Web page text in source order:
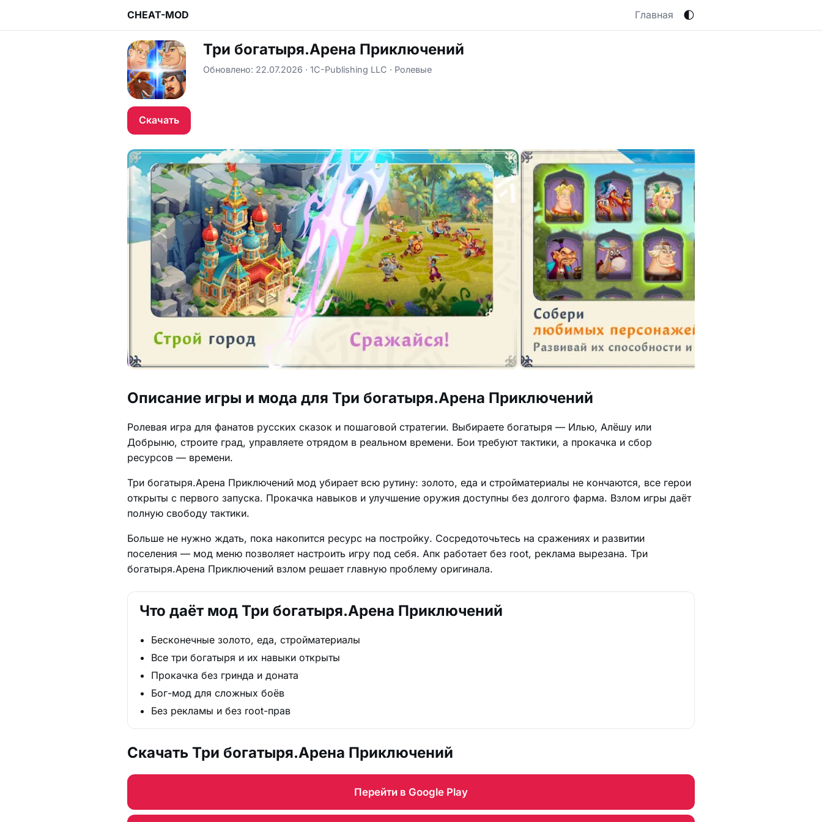
CHEAT-MOD Главная 🌓
Три богатыря.Арена Приключений
Обновлено: 22.07.2026 1C-Publishing LLC Ролевые
Скачать
Описание игры и мода для Три богатыря.Арена Приключений
Ролевая игра для фанатов русских сказок и пошаговой стратегии. Выбираете богатыря — Илью, Алёшу или
Добрыню, строите град, управляете отрядом в реальном времени. Бои требуют тактики, а прокачка и сбор
ресурсов — времени.
Три богатыря.Арена Приключений мод убирает всю рутину: золото, еда и стройматериалы не кончаются, все герои
открыты с первого запуска. Прокачка навыков и улучшение оружия доступны без долгого фарма. Взлом игры даёт
полную свободу тактики.
Больше не нужно ждать, пока накопится ресурс на постройку. Сосредоточьтесь на сражениях и развитии
поселения — мод меню позволяет настроить игру под себя. Апк работает без root, реклама вырезана. Три
богатыря.Арена Приключений взлом решает главную проблему оригинала.
Что даёт мод Три богатыря.Арена Приключений
Бесконечные золото, еда, стройматериалы
Все три богатыря и их навыки открыты
Прокачка без гринда и доната
Бог-мод для сложных боёв
Без рекламы и без root-прав
Скачать Три богатыря.Арена Приключений
Перейти в Google Play